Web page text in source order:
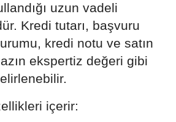
uzun vadeli
Kredi tutarı, başvuru
kredi notu ve satın
ekspertiz değeri gibi
içerir: